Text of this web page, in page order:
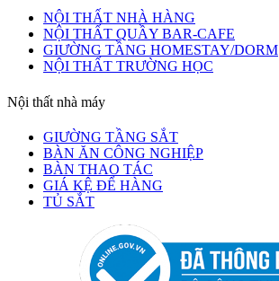
NỘI THẤT NHÀ HÀNG
NỘI THẤT QUẦY BAR-CAFE
GIƯỜNG TẦNG HOMESTAY/DORM
NỘI THẤT TRƯỜNG HỌC
Nội thất nhà máy
GIƯỜNG TẦNG SẮT
BÀN ĂN CÔNG NGHIỆP
BÀN THAO TÁC
GIÁ KỆ ĐỂ HÀNG
TỦ SẮT